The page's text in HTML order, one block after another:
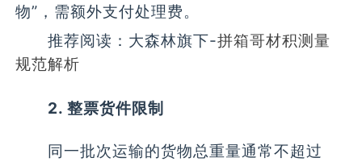
物”，需额外支付处理费。
推荐阅读：大森林旗下-拼箱哥材积测量
规范解析
2. 整票货件限制
同一批次运输的货物总重量通常不超过